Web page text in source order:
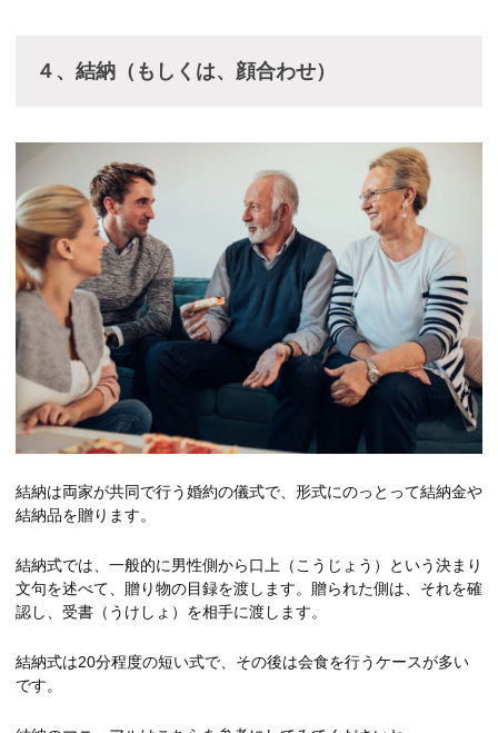
４、結納（もしくは、顔合わせ）
結納は両家が共同で行う婚約の儀式で、形式にのっとって結納金や
結納品を贈ります。
結納式では、一般的に男性側から口上（こうじょう）という決まり
文句を述べて、贈り物の目録を渡します。贈られた側は、それを確
認し、受書（うけしょ）を相手に渡します。
結納式は20分程度の短い式で、その後は会食を行うケースが多い
です。